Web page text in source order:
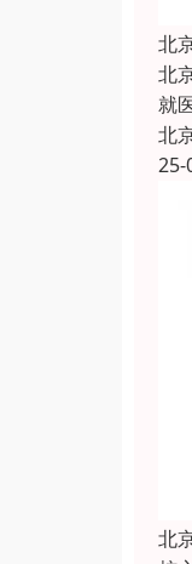
北
北
就
北
25-
北